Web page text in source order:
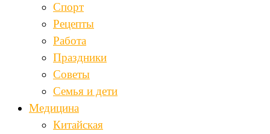
Спорт
Рецепты
Работа
Праздники
Советы
Семья и дети
Медицина
Китайская